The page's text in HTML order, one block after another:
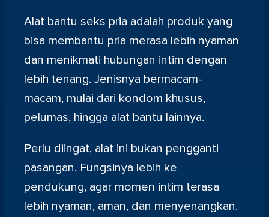
Alat bantu seks pria adalah produk yang
bisa membantu pria merasa lebih nyaman
dan menikmati hubungan intim dengan
lebih tenang. Jenisnya bermacam-
macam, mulai dari kondom khusus,
pelumas, hingga alat bantu lainnya.
Perlu diingat, alat ini bukan pengganti
pasangan. Fungsinya lebih ke
pendukung, agar momen intim terasa
lebih nyaman, aman, dan menyenangkan.